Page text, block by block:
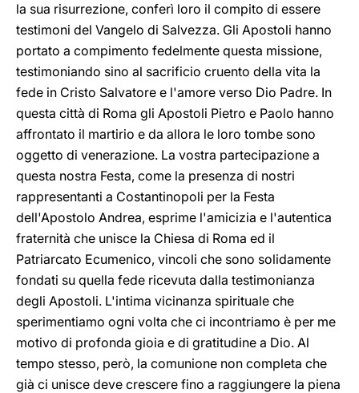
la sua risurrezione, conferì loro il compito di essere
testimoni del Vangelo di Salvezza. Gli Apostoli hanno
portato a compimento fedelmente questa missione,
testimoniando sino al sacrificio cruento della vita la
fede in Cristo Salvatore e l'amore verso Dio Padre. In
questa città di Roma gli Apostoli Pietro e Paolo hanno
affrontato il martirio e da allora le loro tombe sono
oggetto di venerazione. La vostra partecipazione a
questa nostra Festa, come la presenza di nostri
rappresentanti a Costantinopoli per la Festa
dell'Apostolo Andrea, esprime l'amicizia e l'autentica
fraternità che unisce la Chiesa di Roma ed il
Patriarcato Ecumenico, vincoli che sono solidamente
fondati su quella fede ricevuta dalla testimonianza
degli Apostoli. L'intima vicinanza spirituale che
sperimentiamo ogni volta che ci incontriamo è per me
motivo di profonda gioia e di gratitudine a Dio. Al
tempo stesso, però, la comunione non completa che
già ci unisce deve crescere fino a raggiungere la piena